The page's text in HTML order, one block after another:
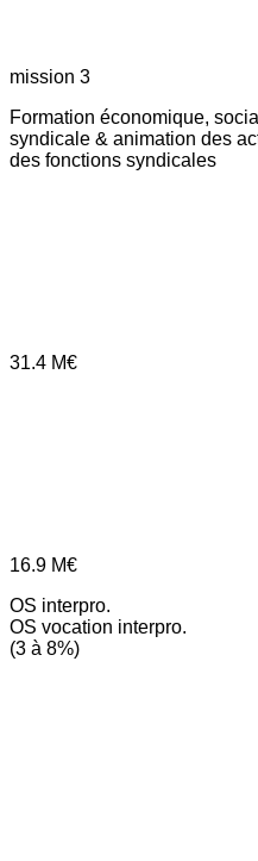
mission 3
Formation économique,
syndicale & animation des
des fonctions syndicales
31.4 M€
16.9 M€
OS interpro.
OS vocation interpro.
(3 à 8%)